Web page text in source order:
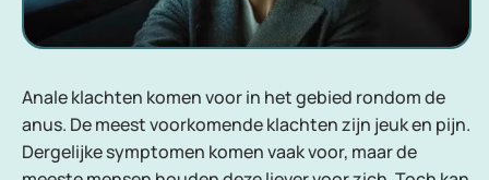
Anale klachten komen voor in het gebied rondom de
anus. De meest voorkomende klachten zijn jeuk en pijn.
Dergelijke symptomen komen vaak voor, maar de